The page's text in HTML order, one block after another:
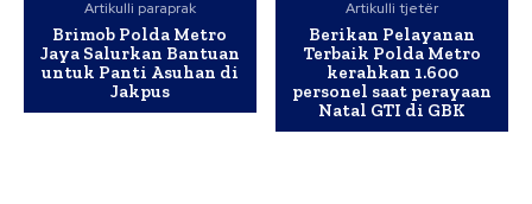
Artikulli paraprak
Brimob Polda Metro
Jaya Salurkan Bantuan
untuk Panti Asuhan di
Jakpus
Artikulli tjetër
Berikan Pelayanan
Terbaik Polda Metro
kerahkan 1.600
personel saat perayaan
Natal GTI di GBK